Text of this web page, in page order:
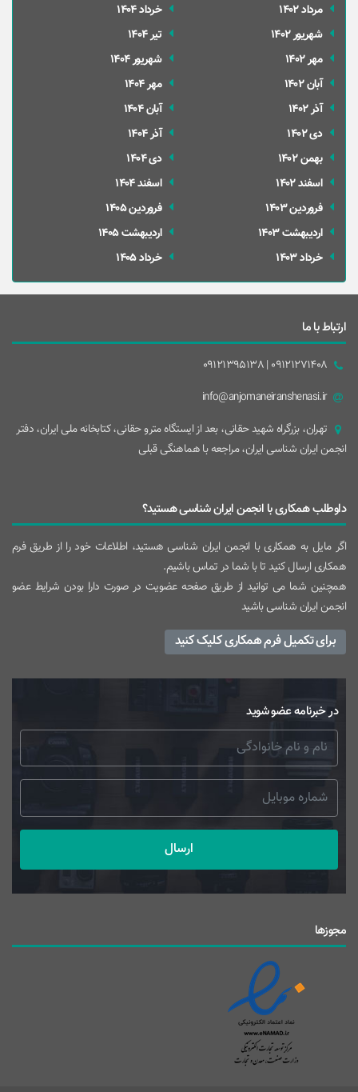
مرداد 1402
شهریور 1402
مهر 1402
آبان 1402
آذر 1402
دی 1402
بهمن 1402
اسفند 1402
فروردین 1403
ارديبهشت 1403
خرداد 1403
خرداد 1404
تير 1404
شهریور 1404
مهر 1404
آبان 1404
آذر 1404
دی 1404
اسفند 1404
فروردین 1405
ارديبهشت 1405
خرداد 1405
ارتباط با ما
09121271408 | 09121395138
info@anjomaneiranshenasi.ir
تهران، بزرگراه شهيد حقانی، بعد از ايستگاه مترو حقانی، کتابخانه ملی ایران، دفتر
انجمن ایران شناسی ایران، مراجعه با هماهنگی قبلی
داوطلب همکاری با انجمن ایران شناسی هستید؟
اگر مایل به همکاری با انجمن ایران شناسی هستید، اطلاعات خود را از طریق فرم
همکاری ارسال کنید تا با شما در تماس باشیم.
همچنین شما می توانید از طریق صفحه عضویت در صورت دارا بودن شرایط عضو
انجمن ایران شناسی باشید
برای تکمیل فرم همکاری کلیک کنید
در خبرنامه عضو شوید
ارسال
مجوزها